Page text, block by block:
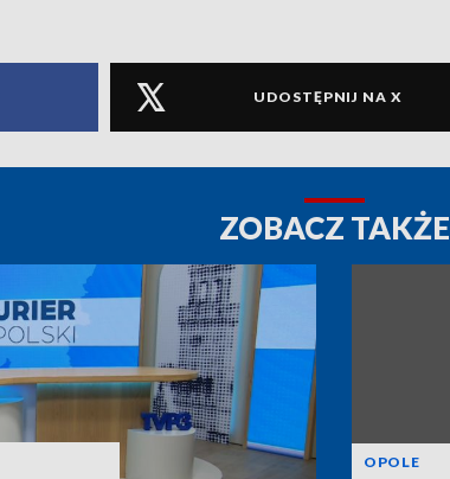
UDOSTĘPNIJ NA X
ZOBACZ TAKŻE
OPOLE